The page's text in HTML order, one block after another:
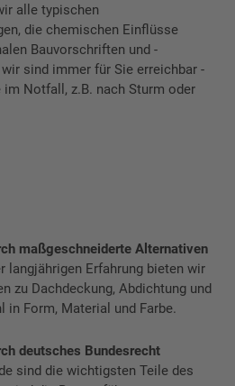
alle typischen
die chemischen Einflüsse
Bauvorschriften und -
sind immer für Sie erreichbar -
im Notfall, z.B. nach Sturm oder
maßgeschneiderte Alternativen
langjährigen Erfahrung bieten wir
zu Dachdeckung, Abdichtung und
in Form, Material und Farbe.
deutsches Bundesrecht
sind die wichtigsten Teile des